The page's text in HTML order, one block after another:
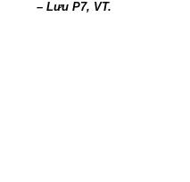
–Lưu P7, VT.